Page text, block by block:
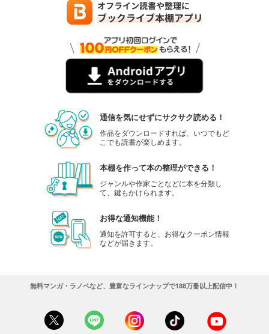
通信を気にせずにサクサク読める！
作品をダウンロードすれば、いつでもど
こでも読書が楽しめます。
本棚を作って本の整理ができる！
ジャンルや作家ごとなどに本を分類し
て、鍵もかけられます。
お得な通知機能！
通知を許可すると、お得なクーポン情報
などが届きます。
無料マンガ・ラノベなど、豊富なラインナップで188万冊以上配信中！